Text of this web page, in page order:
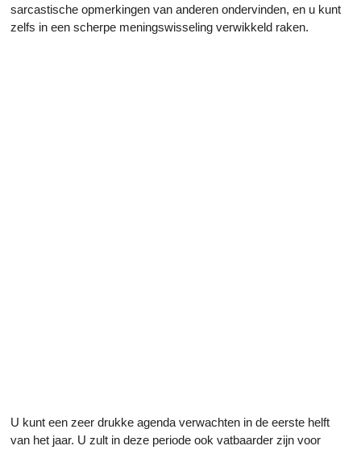
sarcastische opmerkingen van anderen ondervinden, en u kunt
zelfs in een scherpe meningswisseling verwikkeld raken.
U kunt een zeer drukke agenda verwachten in de eerste helft
van het jaar. U zult in deze periode ook vatbaarder zijn voor